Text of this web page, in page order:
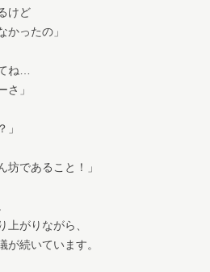
けど
ったの」
ね…
」
」
坊であること！」
上がりながら、
が続いています。